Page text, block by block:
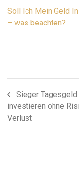
Soll Ich Mein Geld
– was beachten?
Sieger Tagesgeld
investieren ohne
Verlust